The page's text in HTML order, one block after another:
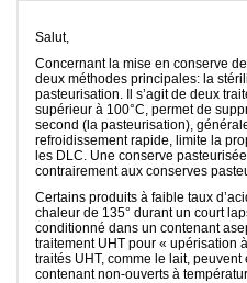
Salut,
Concernant la mise en conserve
deux méthodes principales: la
pasteurisation. Il s’agit de deux
supérieur à 100°C, permet de
second (la pasteurisation),
refroidissement rapide, limite la
les DLC. Une conserve
contrairement aux conserves
Certains produits à faible taux
chaleur de 135° durant un court
conditionné dans un contenant
traitement UHT pour « upérisation
traités UHT, comme le lait,
contenant non-ouverts à